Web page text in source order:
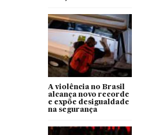
A violência no Brasil
alcança novo recorde
e expõe desigualdade
na segurança